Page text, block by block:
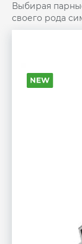
Выбирая
своего рода